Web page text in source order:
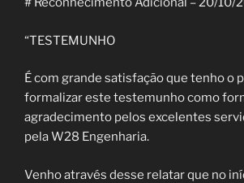
“TESTEMUNHO
É com grande satisfação que tenho o
formalizar este testemunho como
agradecimento pelos excelentes
pela W28 Engenharia.
Venho através desse relatar que no